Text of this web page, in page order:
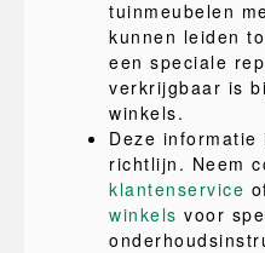
tuinmeubelen
kunnen leiden
een speciale
verkrijgbaar is
winkels.
Deze informatie
richtlijn. Neem
klantenservice
winkels voor